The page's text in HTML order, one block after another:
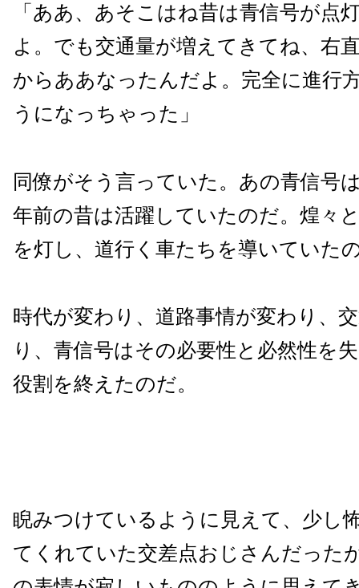
「ああ、あそこはね昔は青信号が点
よ。でも交通量が増えてきてね、右
からああなったんだよ。完全に進行
うになっちゃった」
同僚がそう言っていた。あの青信号
年前の昔は活躍していたのだ。煌々
を灯し、道行く車たちを導いていた
時代が変わり、道路事情が変わり、
り、青信号はその必要性と必然性を
役割を終えたのだ。
睨みつけているように見えて、少し
てくれていた交差点おじさんだった